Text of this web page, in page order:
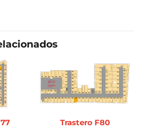
Trastero F80